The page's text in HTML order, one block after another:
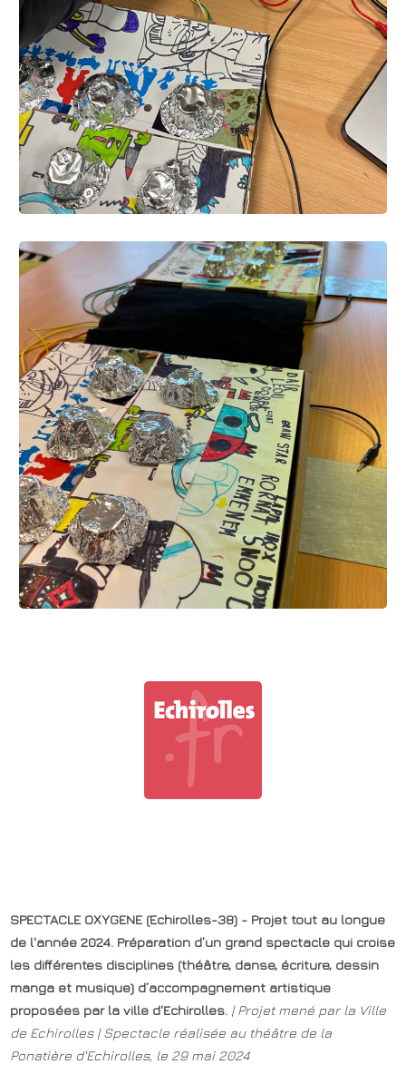
SPECTACLE OXYGENE (Echirolles-38) - Projet tout au longue
de l'année 2024. Préparation d’un grand spectacle qui croise
les différentes disciplines (théâtre, danse, écriture, dessin
manga et musique) d’accompagnement artistique
proposées par la ville d'Echirolles. | Projet mené par la Ville
de Echirolles | Spectacle réalisée au théâtre de la
Ponatière d'Echirolles, le 29 mai 2024